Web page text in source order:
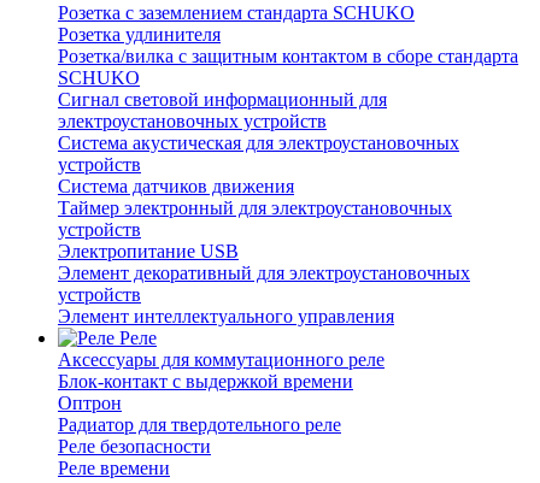
Розетка с заземлением стандарта SCHUKO
Розетка удлинителя
Розетка/вилка с защитным контактом в сборе стандарта
SCHUKO
Сигнал световой информационный для
электроустановочных устройств
Система акустическая для электроустановочных
устройств
Система датчиков движения
Таймер электронный для электроустановочных
устройств
Электропитание USB
Элемент декоративный для электроустановочных
устройств
Элемент интеллектуального управления
Реле
Аксессуары для коммутационного реле
Блок-контакт с выдержкой времени
Оптрон
Радиатор для твердотельного реле
Реле безопасности
Реле времени